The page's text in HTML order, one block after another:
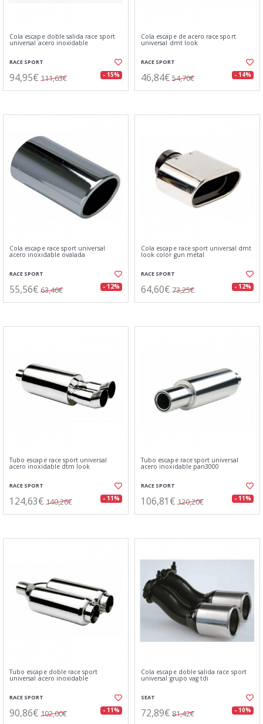
Cola escape doble salida race sport
universal acero inoxidable
RACE SPORT
94,95€ 111,63€ - 15%
Cola escape de acero race sport
universal dmt look
RACE SPORT
46,84€ 54,70€ - 14%
Cola escape race sport universal
acero inoxidable ovalada
RACE SPORT
55,56€ 63,46€ - 12%
Cola escape race sport universal dmt
look color gun metal
RACE SPORT
64,60€ 73,25€ - 12%
Tubo escape race sport universal
acero inoxidable dtm look
RACE SPORT
124,63€ 140,26€ - 11%
Tubo escape race sport universal
acero inoxidable pan3000
RACE SPORT
106,81€ 120,20€ - 11%
Tubo escape doble race sport
universal acero inoxidable
RACE SPORT
90,86€ 102,00€ - 11%
Cola escape doble salida race sport
universal grupo vag tdi
SEAT
72,89€ 81,42€ - 10%